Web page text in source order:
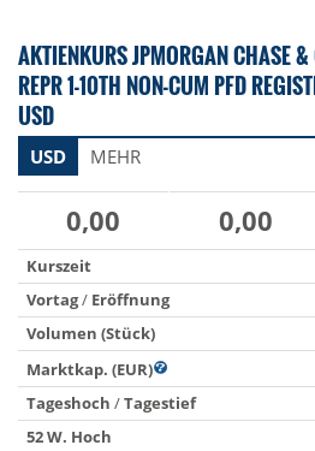
AKTIENKURS JPMORGAN CHASE
REPR 1-10TH NON-CUM PFD
USD
USD MEHR
0,00 0,00
Kurszeit
Vortag/ Eröffnung
Volumen (Stück)
Marktkap. (EUR)
Tageshoch /Tagestief
52 W. Hoch